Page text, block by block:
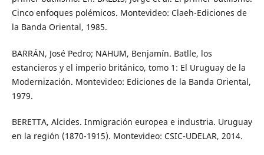
Cinco enfoques polémicos. Montevideo: Claeh-Ediciones de
la Banda Oriental, 1985.
BARRÁN, José Pedro; NAHUM, Benjamín. Batlle, los
estancieros y el imperio británico, tomo 1: El Uruguay de la
Modernización. Montevideo: Ediciones de la Banda Oriental,
1979.
BERETTA, Alcides. Inmigración europea e industria. Uruguay
en la región (1870-1915). Montevideo: CSIC-UDELAR, 2014.